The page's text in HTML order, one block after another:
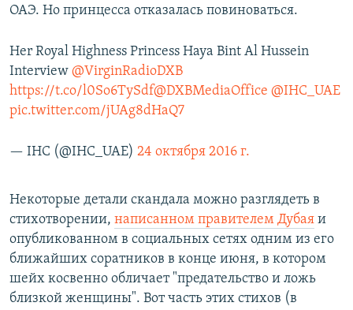
ОАЭ. Но принцесса отказалась повиноваться.
Her Royal Highness Princess Haya Bint Al Hussein
Interview @VirginRadioDXB
https://t.co/l0So6TySdf@DXBMediaOffice @IHC_UAE
pic.twitter.com/jUAg8dHaQ7
— IHC (@IHC_UAE) 24 октября 2016 г.
Некоторые детали скандала можно разглядеть в
стихотворении, написанном правителем Дубая и
опубликованном в социальных сетях одним из его
ближайших соратников в конце июня, в котором
шейх косвенно обличает "предательство и ложь
близкой женщины". Вот часть этих стихов (в